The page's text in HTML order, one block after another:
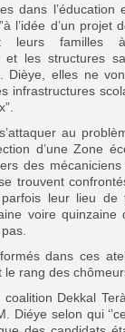
dans l’éducation
l’idée d’un projet
leurs familles
et les structures
Dièye, elles ne
infrastructures
au
d’une Zone
des mécaniciens
trouvent
parfois leur lieu de
voire quinzaine
dans ces
rang des
Dekkal
Diéye selon qui